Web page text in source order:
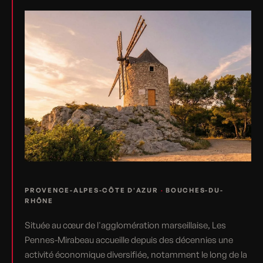
PROVENCE-ALPES-CÔTE D'AZUR ·BOUCHES-DU-
RHÔNE
Située au cœur de l'agglomération marseillaise, Les
Pennes-Mirabeau accueille depuis des décennies une
activité économique diversifiée, notamment le long de la